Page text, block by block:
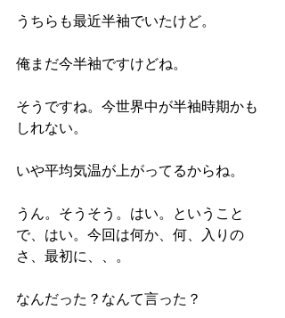
うちらも最近半袖でいたけど。
俺まだ今半袖ですけどね。
そうですね。今世界中が半袖時期かも
しれない。
いや平均気温が上がってるからね。
うん。そうそう。はい。ということ
で、はい。今回は何か、何、入りの
さ、最初に、、。
なんだった？なんて言った？